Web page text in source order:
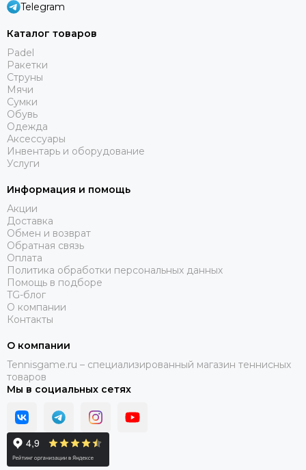
Telegram
Каталог товаров
Padel
Ракетки
Струны
Мячи
Сумки
Обувь
Одежда
Аксессуары
Инвентарь и оборудование
Услуги
Информация и помощь
Акции
Доставка
Обмен и возврат
Обратная связь
Оплата
Политика обработки персональных данных
Помощь в подборе
TG-блог
О компании
Контакты
О компании
Tennisgame.ru – специализированный магазин теннисных
товаров
Мы в социальных сетях